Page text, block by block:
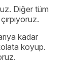
Diğer tüm
kadar
koyup.